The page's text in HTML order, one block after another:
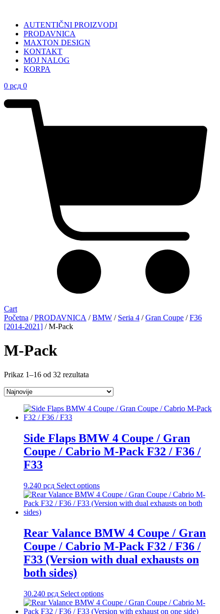
AUTENTIČNI PROIZVODI
PRODAVNICA
MAXTON DESIGN
KONTAKT
MOJ NALOG
KORPA
0 рсд 0
Cart
Početna /PRODAVNICA /BMW / Seria 4 /Gran Coupe /F36
[2014-2021] / M-Pack
M-Pack
Prikaz 1–16 od 32 rezultata
najnovijem
Side Flaps BMW 4 Coupe / Gran
Coupe / Cabrio M-Pack F32 / F36 /
F33
9.240 рсд Select options
Rear Valance BMW 4 Coupe / Gran
Coupe / Cabrio M-Pack F32 / F36 /
F33 (Version with dual exhausts on
both sides)
30.240 рсд Select options